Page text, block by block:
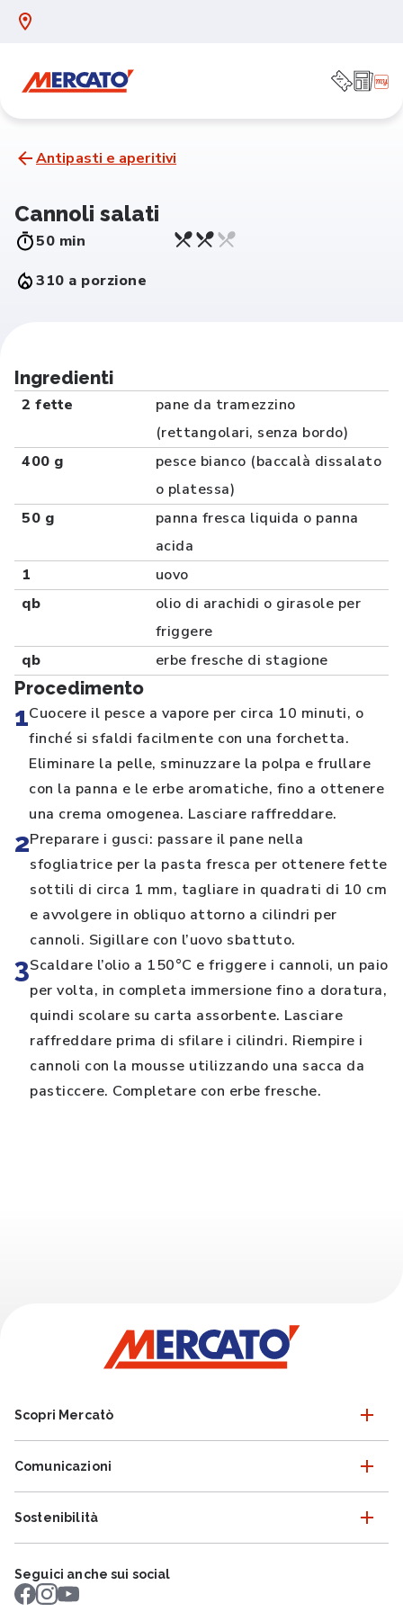
Antipasti e aperitivi
Cannoli salati
50 min
310 a porzione
Ingredienti
2 fette
pane da tramezzino
(rettangolari, senza bordo)
400 g
pesce bianco (baccalà dissalato
o platessa)
50 g
panna fresca liquida o panna
acida
1
uovo
qb
olio di arachidi o girasole per
friggere
qb
erbe fresche di stagione
Procedimento
1Cuocere il pesce a vapore per circa 10 minuti, o
finché si sfaldi facilmente con una forchetta.
Eliminare la pelle, sminuzzare la polpa e frullare
con la panna e le erbe aromatiche, fino a ottenere
una crema omogenea. Lasciare raffreddare.
2Preparare i gusci: passare il pane nella
sfogliatrice per la pasta fresca per ottenere fette
sottili di circa 1 mm, tagliare in quadrati di 10 cm
e avvolgere in obliquo attorno a cilindri per
cannoli. Sigillare con l’uovo sbattuto.
3Scaldare l’olio a 150°C e friggere i cannoli, un paio
per volta, in completa immersione fino a doratura,
quindi scolare su carta assorbente. Lasciare
raffreddare prima di sfilare i cilindri. Riempire i
cannoli con la mousse utilizzando una sacca da
pasticcere. Completare con erbe fresche.
Scopri Mercatò
Comunicazioni
Sostenibilità
Seguici anche sui social